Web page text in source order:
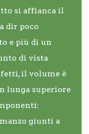
si affianca il
dir poco
e più di un
di vista
il volume è
lunga superiore
giunti a